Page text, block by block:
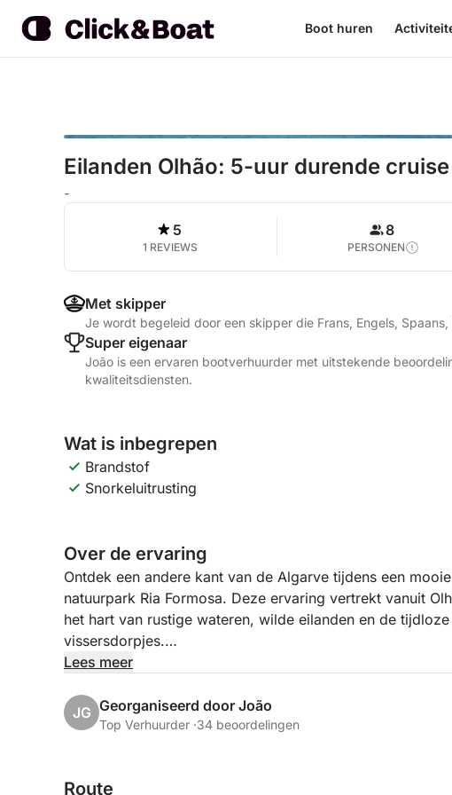
Boot huren
Eilanden Olhão: 5-uur durende
-
5
1 REVIEWS
8
PERSONEN
Met skipper
Je wordt begeleid door een skipper die Frans, Engels,
Super eigenaar
João is een ervaren bootverhuurder met uitstekende
kwaliteitsdiensten.
Wat is inbegrepen
Brandstof
Snorkeluitrusting
Over de ervaring
Ontdek een andere kant van de Algarve tijdens een
natuurpark Ria Formosa. Deze ervaring vertrekt vanuit
het hart van rustige wateren, wilde eilanden en de
vissersdorpjes.
elke dag verschillen, waardoor elk uitje uniek is. Dat is
houden van spontaniteit en passen ons aan het weer, de
Terwijl u door kalme lagunes en tussen barrière-eilanden
Lees meer
JG Georganiseerd door João
Top Verhuurder ·34 beoordelingen
Route